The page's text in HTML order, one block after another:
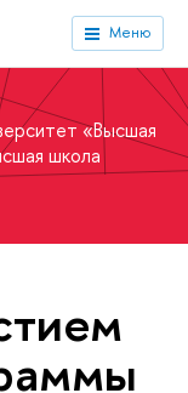
Меню
«Высшая
школа